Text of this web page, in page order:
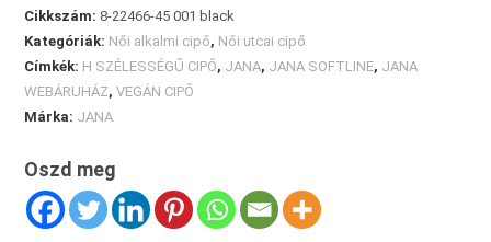
Cikkszám: 8-22466-45 001 black
Kategóriák: Női alkalmi cipő, Női utcai cipő
Címkék: H SZÉLESSÉGŰ CIPŐ, JANA, JANA SOFTLINE, JANA
WEBÁRUHÁZ,VEGÁN CIPŐ
Márka: JANA
Oszd meg